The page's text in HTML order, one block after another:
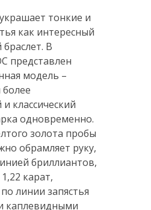
тонкие и
как интересный
В
представлен
модель –
классический
одновременно.
золота пробы
обрамляет руку,
бриллиантов,
карат,
линии запястья
каплевидными